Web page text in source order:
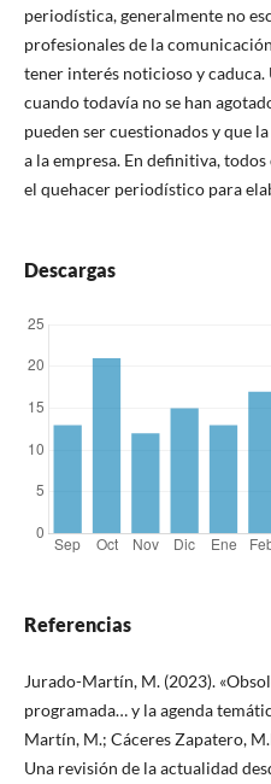
periodística, generalmente no
profesionales de la
tener interés noticioso y
cuando todavía no se han
pueden ser cuestionados y que
a la empresa. En definitiva,
el quehacer periodístico para
Descargas
Referencias
Jurado-Martín, M. (2023).
programada… y la agenda
Martín, M.; Cáceres Zapatero,
Una revisión de la actualidad